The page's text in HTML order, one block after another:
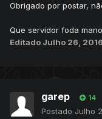
Obrigado por postar,
Que servidor foda
Editado Julho 26, 2016
garep 14
Postado Julho